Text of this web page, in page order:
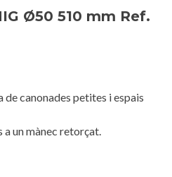
Ø50 510 mm Ref.
canonades petites i espais
un mànec retorçat.